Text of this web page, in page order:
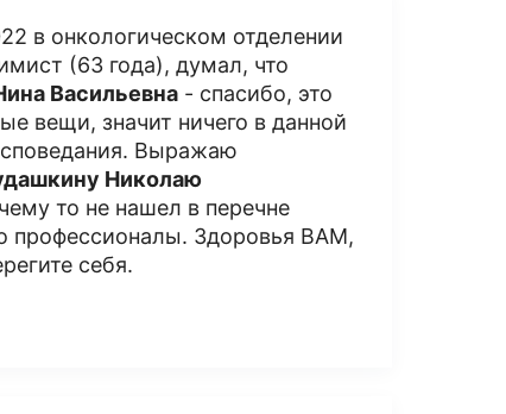
в онкологическом отделении
(63 года), думал, что
Васильевна- спасибо, это
вещи, значит ничего в данной
Выражаю
Николаю
то не нашел в перечне
профессионалы. Здоровья ВАМ,
себя.